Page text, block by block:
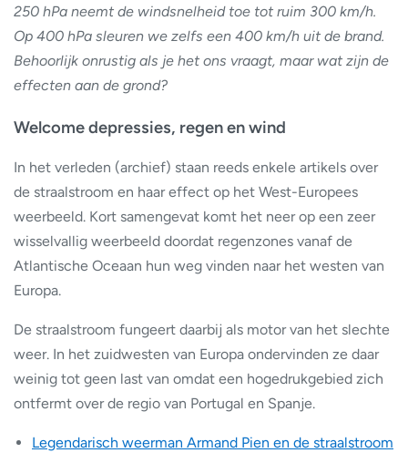
250 hPa neemt de windsnelheid toe tot ruim 300 km/h.
Op 400 hPa sleuren we zelfs een 400 km/h uit de brand.
Behoorlijk onrustig als je het ons vraagt, maar wat zijn de
effecten aan de grond?
Welcome depressies, regen en wind
In het verleden (archief) staan reeds enkele artikels over
de straalstroom en haar effect op het West-Europees
weerbeeld. Kort samengevat komt het neer op een zeer
wisselvallig weerbeeld doordat regenzones vanaf de
Atlantische Oceaan hun weg vinden naar het westen van
Europa.
De straalstroom fungeert daarbij als motor van het slechte
weer. In het zuidwesten van Europa ondervinden ze daar
weinig tot geen last van omdat een hogedrukgebied zich
ontfermt over de regio van Portugal en Spanje.
Legendarisch weerman Armand Pien en de straalstroom